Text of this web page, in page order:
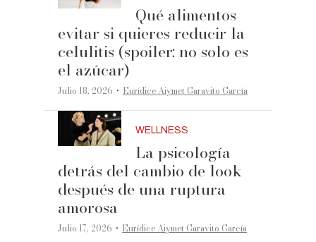
Qué alimentos
evitar si quieres reducir la
celulitis (spoiler: no solo es
el azúcar)
Julio 18, 2026 ·Eurídice Aiymet Garavito García
WELLNESS
La psicología
detrás del cambio de look
después de una ruptura
amorosa
Julio 17, 2026 ·Eurídice Aiymet Garavito García